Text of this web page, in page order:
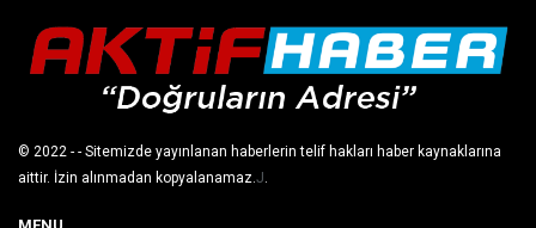
© 2022 - - Sitemizde yayınlanan haberlerin telif hakları haber kaynaklarına
aittir. İzin alınmadan kopyalanamaz.J.